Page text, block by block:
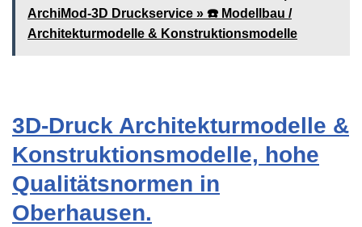
ArchiMod-3D Druckservice » ☎️ Modellbau /
Architekturmodelle & Konstruktionsmodelle
3D-Druck Architekturmodelle &
Konstruktionsmodelle, hohe
Qualitätsnormen in
Oberhausen.